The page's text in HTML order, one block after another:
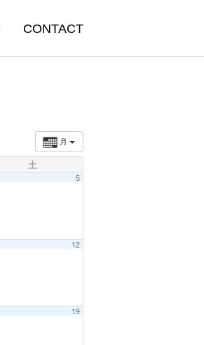
CONTACT
月
土
5
12
19